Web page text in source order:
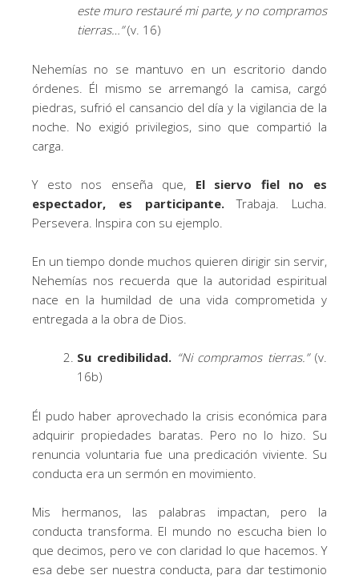
este muro restauré mi parte, y no compramos
tierras…”(v. 16)
Nehemías no se mantuvo en un escritorio dando
órdenes. Él mismo se arremangó la camisa, cargó
piedras, sufrió el cansancio del día y la vigilancia de la
noche. No exigió privilegios, sino que compartió la
carga.
Y esto nos enseña que, El siervo fiel no es
espectador, es participante.Trabaja. Lucha.
Persevera. Inspira con su ejemplo.
En un tiempo donde muchos quieren dirigir sin servir,
Nehemías nos recuerda que la autoridad espiritual
nace en la humildad de una vida comprometida y
entregada a la obra de Dios.
Su credibilidad. “Ni compramos tierras.”(v.
16b)
Él pudo haber aprovechado la crisis económica para
adquirir propiedades baratas. Pero no lo hizo. Su
renuncia voluntaria fue una predicación viviente. Su
conducta era un sermón en movimiento.
Mis hermanos, las palabras impactan, pero la
conducta transforma. El mundo no escucha bien lo
que decimos, pero ve con claridad lo que hacemos. Y
esa debe ser nuestra conducta, para dar testimonio